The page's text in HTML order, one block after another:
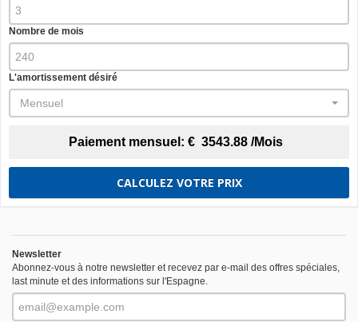
Nombre de mois
L'amortissement désiré
Mensuel
Paiement mensuel: € 3543.88 /Mois
CALCULEZ VOTRE PRIX
Newsletter
Abonnez-vous à notre newsletter et recevez par e-mail des offres spéciales,
last minute et des informations sur l'Espagne.